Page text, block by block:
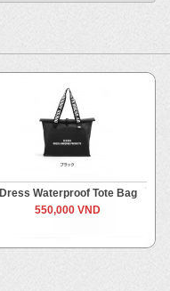
Dress Waterproof Tote Bag
550,000 VND